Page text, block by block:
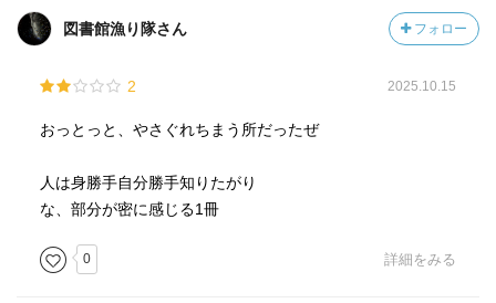
図書館漁り隊さん フォロー
2 2025.10.15
おっとっと、やさぐれちまう所だったぜ
人は身勝手自分勝手知りたがり
な、部分が密に感じる1冊
0 詳細をみる